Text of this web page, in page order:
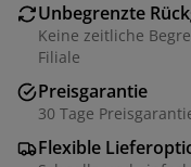
Unbegrenzte
Keine zeitliche
Filiale
Preisgarantie
30 Tage
Flexible